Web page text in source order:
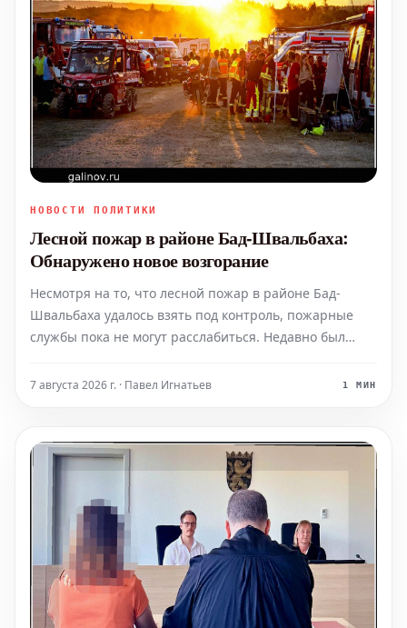
НОВОСТИ ПОЛИТИКИ
Лесной пожар в районе Бад-Швальбаха:
Обнаружено новое возгорание
Несмотря на то, что лесной пожар в районе Бад-
Швальбаха удалось взять под контроль, пожарные
службы пока не могут расслабиться. Недавно был
Пожарная охрана продолжит дежурство и в ночное
7 августа 2026 г. · Павел Игнатьев 1 МИН